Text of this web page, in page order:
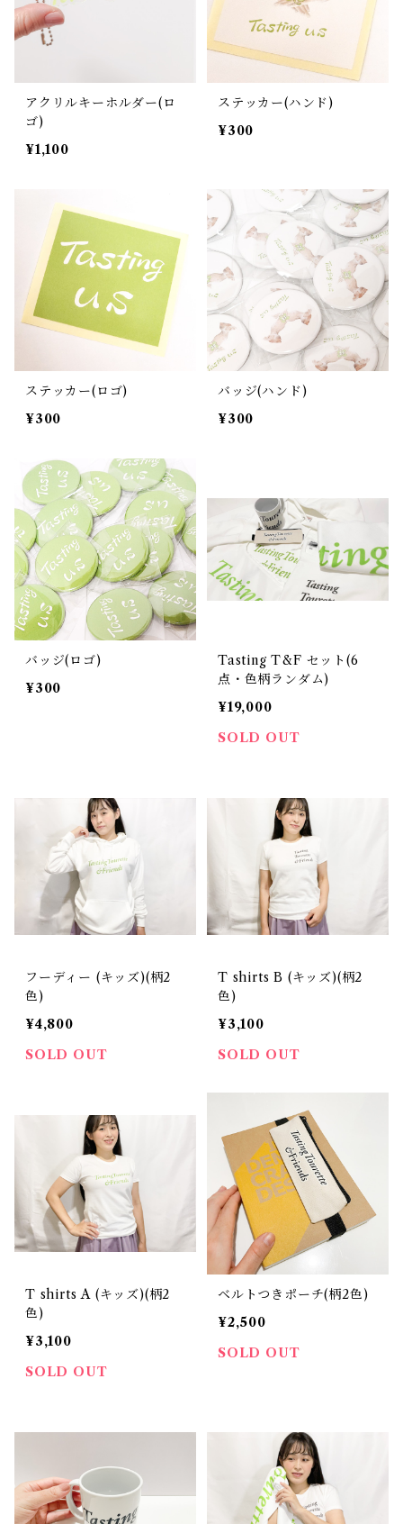
アクリルキーホルダー(ロ
ゴ)
¥1,100
ステッカー(ハンド)
¥300
ステッカー(ロゴ)
¥300
バッジ(ハンド)
¥300
バッジ(ロゴ)
¥300
Tasting T&F セット(6
点・色柄ランダム)
¥19,000
SOLD OUT
フーディー (キッズ)(柄2
色)
¥4,800
SOLD OUT
T shirts B (キッズ)(柄2
色)
¥3,100
SOLD OUT
T shirts A (キッズ)(柄2
色)
¥3,100
SOLD OUT
ベルトつきポーチ(柄2色)
¥2,500
SOLD OUT